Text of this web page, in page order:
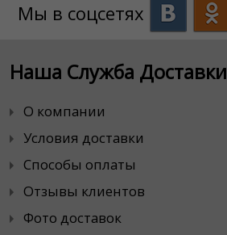
Мы в соцсетях
Наша Служба Доставки
О компании
Условия доставки
Способы оплаты
Отзывы клиентов
Фото доставок